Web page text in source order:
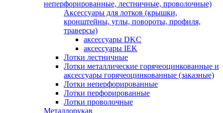
неперфорированные, лестничные, проволочные)
Аксессуары для лотков (крышки,
кронштейны, углы, повороты, профиля,
траверсы)
аксессуары DKC
аксессуары IEK
Лотки лестничные
Лотки металлические горячеоцинкованные и
аксессуары горячеоцинкованные (заказные)
Лотки неперфорированные
Лотки перфорированные
Лотки проволочные
Металлорукав